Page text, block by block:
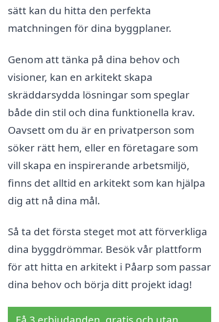
sätt kan du hitta den perfekta
matchningen för dina byggplaner.
Genom att tänka på dina behov och
visioner, kan en arkitekt skapa
skräddarsydda lösningar som speglar
både din stil och dina funktionella krav.
Oavsett om du är en privatperson som
söker rätt hem, eller en företagare som
vill skapa en inspirerande arbetsmiljö,
finns det alltid en arkitekt som kan hjälpa
dig att nå dina mål.
Så ta det första steget mot att förverkliga
dina byggdrömmar. Besök vår plattform
för att hitta en arkitekt i Påarp som passar
dina behov och börja ditt projekt idag!